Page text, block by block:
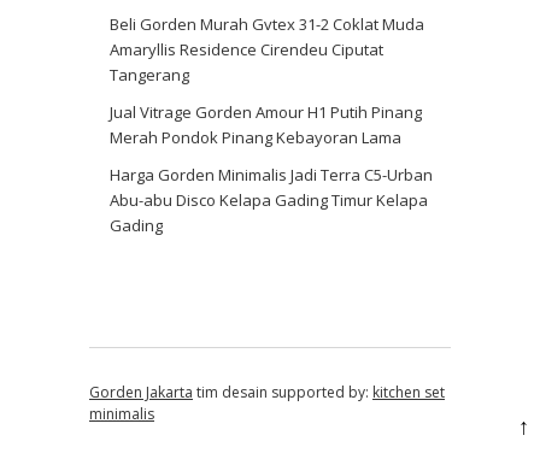
Beli Gorden Murah Gvtex 31-2 Coklat Muda
Amaryllis Residence Cirendeu Ciputat
Tangerang
Jual Vitrage Gorden Amour H1 Putih Pinang
Merah Pondok Pinang Kebayoran Lama
Harga Gorden Minimalis Jadi Terra C5-Urban
Abu-abu Disco Kelapa Gading Timur Kelapa
Gading
Gorden Jakarta tim desain supported by: kitchen set
minimalis
↑